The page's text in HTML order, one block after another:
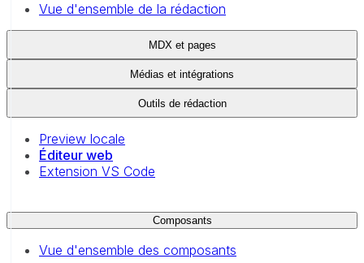
Vue d'ensemble de la rédaction
MDX et pages
Médias et intégrations
Outils de rédaction
Preview locale
Éditeur web
Extension VS Code
Composants
Vue d'ensemble des composants